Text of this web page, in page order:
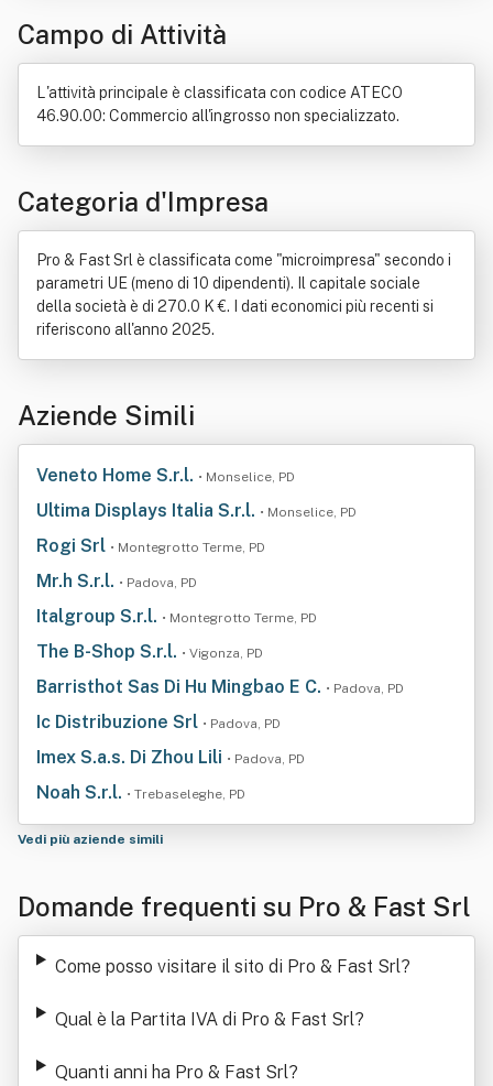
Forno
Abilitazione Alimento
Natura
Campo di Attività
L'attività principale è classificata con codice ATECO
46.90.00: Commercio all'ingrosso non specializzato.
Categoria d'Impresa
Pro & Fast Srl è classificata come "microimpresa" secondo i
parametri UE (meno di 10 dipendenti). Il capitale sociale
della società è di 270.0 K €. I dati economici più recenti si
riferiscono all'anno 2025.
Aziende Simili
Veneto Home S.r.l. • Monselice, PD
Ultima Displays Italia S.r.l. • Monselice, PD
Rogi Srl • Montegrotto Terme, PD
Mr.h S.r.l. • Padova, PD
Italgroup S.r.l. • Montegrotto Terme, PD
The B-Shop S.r.l. • Vigonza, PD
Barristhot Sas Di Hu Mingbao E C. • Padova, PD
Ic Distribuzione Srl • Padova, PD
Imex S.a.s. Di Zhou Lili • Padova, PD
Noah S.r.l. • Trebaseleghe, PD
Vedi più aziende simili
Domande frequenti su Pro & Fast Srl
Come posso visitare il sito di Pro & Fast Srl?
Qual è la Partita IVA di Pro & Fast Srl?
Quanti anni ha Pro & Fast Srl?